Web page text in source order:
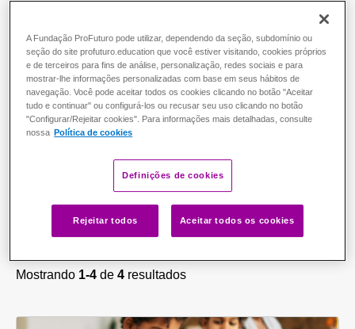
Inscrições abertas!
Área de conhecimento
Ciclo escolar
Carga horária
Mostrando 1-4 de 4 resultados
A Fundação ProFuturo pode utilizar, dependendo da seção, subdomínio ou
seção do site profuturo.education que você estiver visitando, cookies próprios
e de terceiros para fins de análise, personalização, redes sociais e para
mostrar-lhe informações personalizadas com base em seus hábitos de
navegação. Você pode aceitar todos os cookies clicando no botão "Aceitar
tudo e continuar" ou configurá-los ou recusar seu uso clicando no botão
"Configurar/Rejeitar cookies". Para informações mais detalhadas, consulte
nossa Política de cookies
Definições de cookies
Rejeitar todos Aceitar todos os cookies